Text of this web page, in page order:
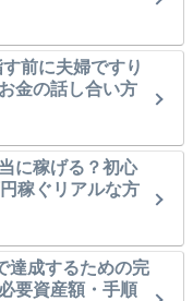
前に夫婦ですり
金の話し合い方
に稼げる？初心
稼ぐリアルな方
達成するための完
要資産額・手順